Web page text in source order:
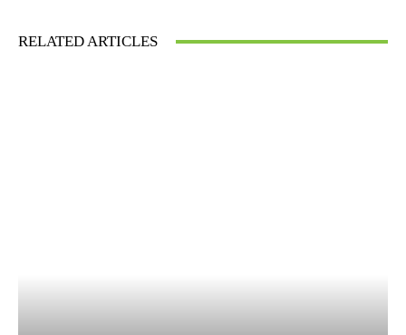
RELATED ARTICLES